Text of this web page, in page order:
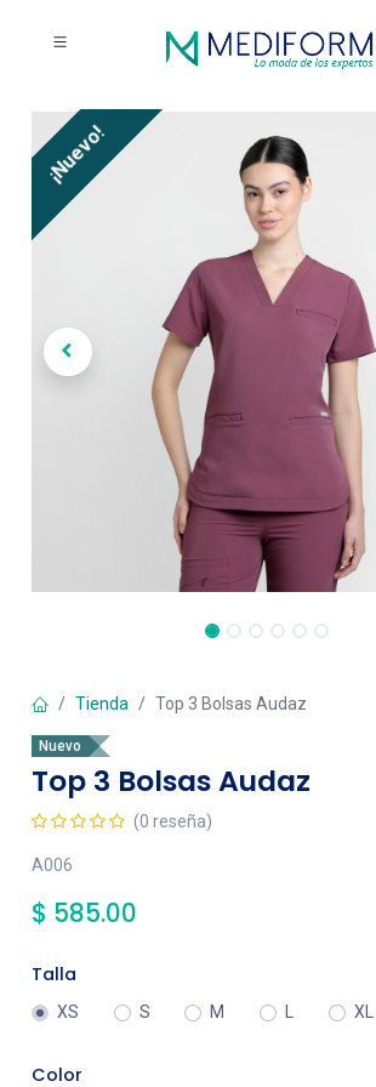
¡Nuevo!
Tienda Top 3 Bolsas Audaz
Nuevo
Top 3 Bolsas Audaz
(0 reseña)
A006
$ 585.00
Talla
XS S M XL
Color